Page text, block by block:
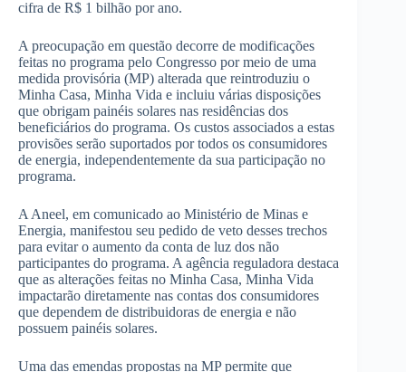
cifra de R$ 1 bilhão por ano.
A preocupação em questão decorre de modificações
feitas no programa pelo Congresso por meio de uma
medida provisória (MP) alterada que reintroduziu o
Minha Casa, Minha Vida e incluiu várias disposições
que obrigam painéis solares nas residências dos
beneficiários do programa. Os custos associados a estas
provisões serão suportados por todos os consumidores
de energia, independentemente da sua participação no
programa.
A Aneel, em comunicado ao Ministério de Minas e
Energia, manifestou seu pedido de veto desses trechos
para evitar o aumento da conta de luz dos não
participantes do programa. A agência reguladora destaca
que as alterações feitas no Minha Casa, Minha Vida
impactarão diretamente nas contas dos consumidores
que dependem de distribuidoras de energia e não
possuem painéis solares.
Uma das emendas propostas na MP permite que